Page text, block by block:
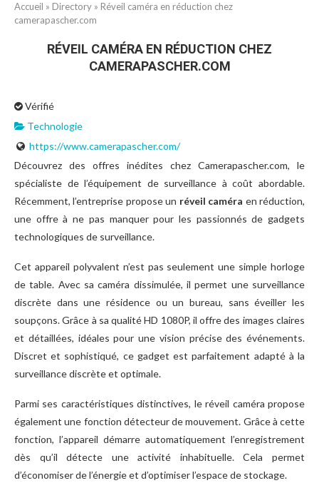
Accueil » Directory » Réveil caméra en réduction chez
camerapascher.com
RÉVEIL CAMÉRA EN RÉDUCTION CHEZ
CAMERAPASCHER.COM
Vérifié
Technologie
https://www.camerapascher.com/
Découvrez des offres inédites chez Camerapascher.com, le
spécialiste de l’équipement de surveillance à coût abordable.
Récemment, l’entreprise propose un réveil caméra en réduction,
une offre à ne pas manquer pour les passionnés de gadgets
technologiques de surveillance.
Cet appareil polyvalent n’est pas seulement une simple horloge
de table. Avec sa caméra dissimulée, il permet une surveillance
discrète dans une résidence ou un bureau, sans éveiller les
soupçons. Grâce à sa qualité HD 1080P, il offre des images claires
et détaillées, idéales pour une vision précise des événements.
Discret et sophistiqué, ce gadget est parfaitement adapté à la
surveillance discrète et optimale.
Parmi ses caractéristiques distinctives, le réveil caméra propose
également une fonction détecteur de mouvement. Grâce à cette
fonction, l’appareil démarre automatiquement l’enregistrement
dès qu’il détecte une activité inhabituelle. Cela permet
d’économiser de l’énergie et d’optimiser l’espace de stockage.